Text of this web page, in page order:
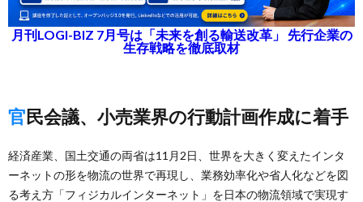
月刊LOGI-BIZ 7月号は「未来を創る輸送改革」 先行企業の
生存戦略を徹底取材
官民会議、小売業界の行動計画作成に着手
経済産業、国土交通の両省は11月2日、世界を大きく変えたインタ
ーネットの形を物流の世界で再現し、業務効率化や省人化などを図
る考え方「フィジカルインターネット」を日本の物流領域で実現す